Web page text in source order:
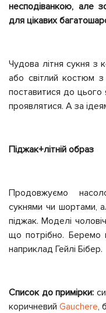
несподіванкою, але
для цікавих
Чудова літня сукня з
або світлий костюм
поставитися до цього
проявлятися. А за
Піджак+літній образ
Продовжуємо
сукнями чи шортами,
піджак. Моделі
що потрібно. Беремо
наприклад Гейлі Бібер.
Список до примірки:
коричневий Gauchere,